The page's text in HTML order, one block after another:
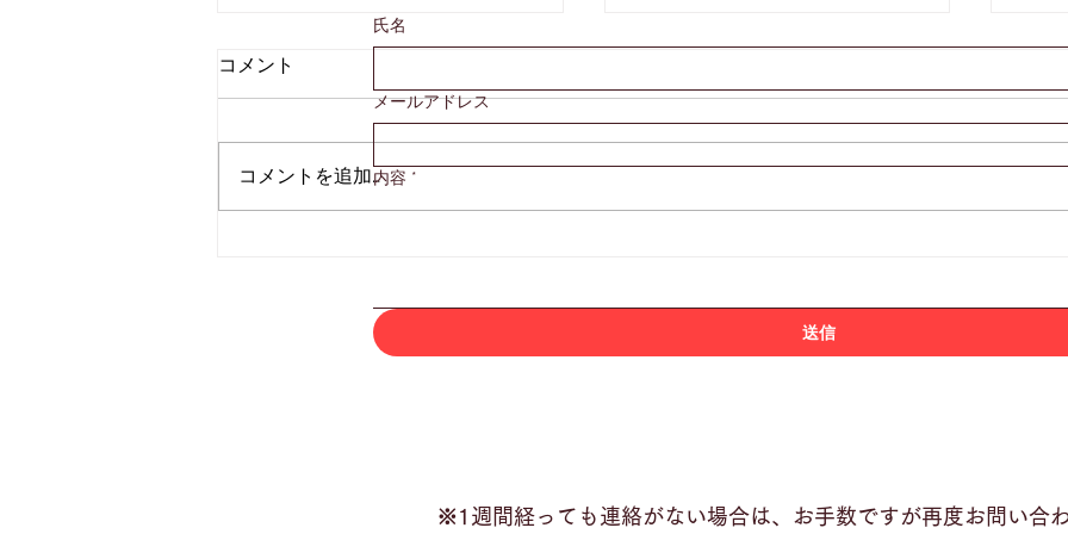
つ学校図書館活用データベー
ス」鳴川浩子さんによる記事
コメント
コメントを追加…
氏名
メールアドレス
内容 *
送信
※1週間経っても連絡がない場合は、お手数ですが再度お問い合わ